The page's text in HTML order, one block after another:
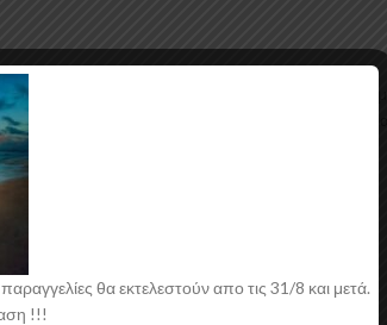
Αυτή η συλλογή από μεταλλικά χρώματα είναι
μια πινελιά πολυτέλειας στην
θα εκτελεστούν απο τις 31/8 και μετά.
!!!